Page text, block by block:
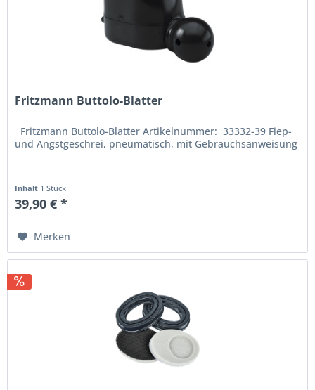
Fritzmann Buttolo-Blatter
Fritzmann Buttolo-Blatter Artikelnummer: 33332-39 Fiep-
und Angstgeschrei, pneumatisch, mit Gebrauchsanweisung
Inhalt 1 Stück
39,90 € *
Merken